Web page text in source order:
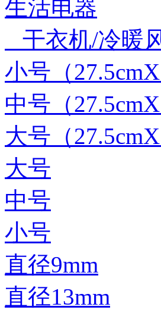
生活电器
干衣机/冷暖
小号（
中号（
大号（
大号
中号
小号
直径9mm
直径13mm